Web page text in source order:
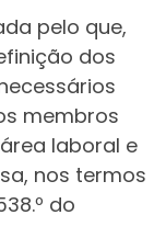
pelo que,
dos
membros
laboral e
nos termos
do